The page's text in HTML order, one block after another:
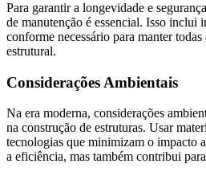
Para garantir a longevidade e
de manutenção é essencial. Isso inclui
conforme necessário para manter
estrutural.
Considerações Ambientais
Na era moderna, considerações
na construção de estruturas. Usar
tecnologias que minimizam o impacto
a eficiência, mas também contribui